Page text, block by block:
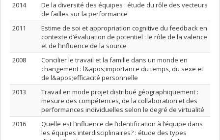
2014
De la diversité des équipes : étude du rôle des vecteurs
de failles sur la performance
2011
Estime de soi et appropriation cognitive du feedback en
contexte d’évaluation de potentiel : le rôle de la valence
et de l’influence de la source
2008
Concilier le travail et la famille dans un monde en
changement : l&apos;importance du temps, du sexe et
de l&apos;efficacité personnelle
2013
Travail en mode projet distribué géographiquement :
mesure des compétences, de la collaboration et des
performances individuelles selon le degré de virtualité
2016
Quelle est l’influence de l’identification à l’équipe dans
les équipes interdisciplinaires? : étude des types